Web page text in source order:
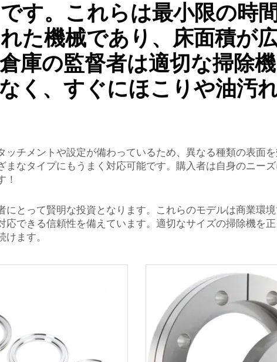
す。これらは最小限の時
た機械であり、床面積が
庫の監督者は適切な掃除
く、すぐにほこりや油汚
チメントや設定が備わっているため、異なる種類の表面
なタイプにもうまく対応可能です。購入者は自身のニー
！
とって賢明な投資となります。これらのモデルは商業環
できる信頼性を備えています。適切なサイズの掃除機を
ます。